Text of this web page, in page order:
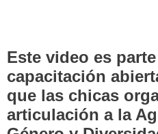
Este video es
capacitación
que las chicas
articulación a la